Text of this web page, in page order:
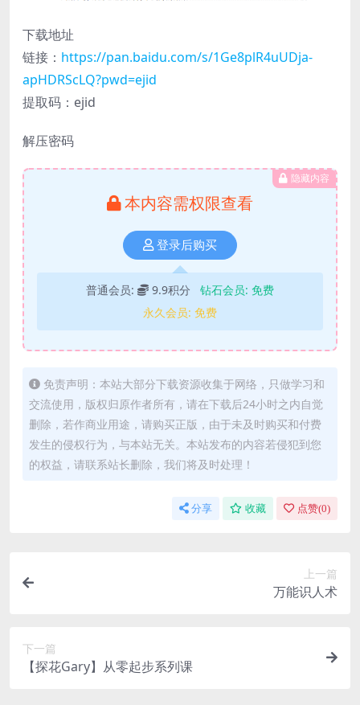
下载地址
链接： https://pan.baidu.com/s/1Ge8plR4uUDja-
apHDRScLQ?pwd=ejid
提取码：ejid
解压密码
隐藏内容
本内容需权限查看
登录后购买
普通会员: 9.9积分 钻石会员: 免费
永久会员: 免费
免责声明：本站大部分下载资源收集于网络，只做学习和
交流使用，版权归原作者所有，请在下载后24小时之内自觉
删除，若作商业用途，请购买正版，由于未及时购买和付费
发生的侵权行为，与本站无关。本站发布的内容若侵犯到您
的权益，请联系站长删除，我们将及时处理！
分享 收藏 点赞(0)
上一篇
万能识人术
下一篇
【探花Gary】从零起步系列课